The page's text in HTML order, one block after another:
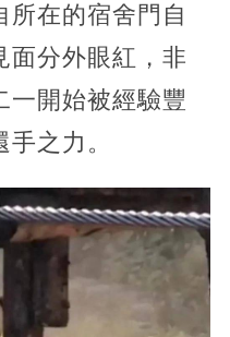
所在的宿舍門自
面分外眼紅，非
一開始被經驗豐
之力。